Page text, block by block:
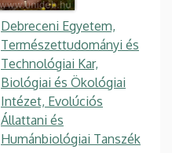
Debreceni Egyetem,
Természettudományi és
Technológiai Kar,
Biológiai és Ökológiai
Intézet, Evolúciós
Állattani és
Humánbiológiai Tanszék